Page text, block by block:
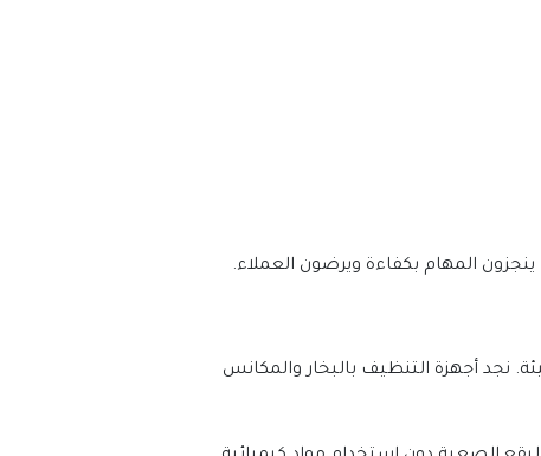
المهام بكفاءة ويرضون العملاء.